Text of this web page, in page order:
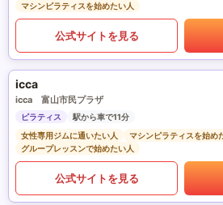
マシンピラティスを始めたい人
公式サイトを見る
icca
icca 富山市民プラザ
ピラティス
駅から車で11分
女性専用ジムに通いたい人
マシンピラティスを始め
グループレッスンで始めたい人
公式サイトを見る